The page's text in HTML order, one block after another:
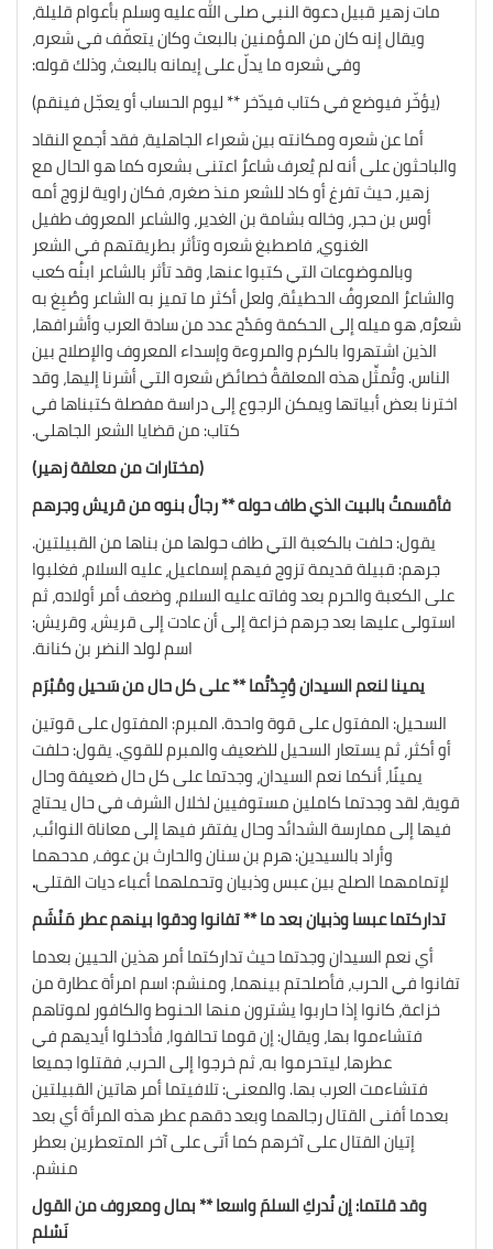
مات زهير قبيل دعوة النبي صلى الله عليه وسلم بأعوام قليلة،
ويقال إنه كان من المؤمنين بالبعث وكان يتعفّف في شعره،
وفي شعره ما يدلّ على إيمانه بالبعث، وذلك قوله:
(يؤخّر فيوضع في كتاب فيدّخر ** ليوم الحساب أو يعجّل فينقم)
أما عن شعره ومكانته بين شعراء الجاهلية، فقد أجمع النقاد
والباحثون على أنه لم يُعرف شاعرٌ اعتنى بشعره كما هو الحال مع
زهير، حيث تفرغ أو كاد للشعر منذ صغره، فكان راوية لزوج أمه
أوس بن حجر، وخاله بشامة بن الغدير، والشاعر المعروف طفيل
الغنوي، فاصطبغ شعره وتأثر بطريقتهم في الشعر
وبالموضوعات التي كتبوا عنها، وقد تأثر بالشاعر ابنُه كعب
والشاعرُ المعروفُ الحطيئة، ولعل أكثر ما تميز به الشاعر وصُبِغ به
شعرُه، هو ميله إلى الحكمة ومَدْح عدد من سادة العرب وأشرافها،
الذين اشتهروا بالكرم والمروءة وإسداء المعروف والإصلاح بين
الناس. وتُمثِّل هذه المعلقةُ خصائصَ شعره التي أشرنا إليها، وقد
اخترنا بعض أبياتها ويمكن الرجوع إلى دراسة مفصلة كتبناها في
كتاب: من قضايا الشعر الجاهلي.
(مختارات من معلقة زهير)
فأقسمتُ بالبيت الذي طاف حوله ** رجالٌ بنوه من قريش وجرهم
يقول: حلفت بالكعبة التي طاف حولها من بناها من القبيلتين.
جرهم: قبيلة قديمة تزوج فيهم إسماعيل، عليه السلام، فغلبوا
على الكعبة والحرم بعد وفاته عليه السلام، وضعف أمر أولاده، ثم
استولى عليها بعد جرهم خزاعة إلى أن عادت إلى قريش، وقريش:
اسم لولد النضر بن كنانة.
يمينا لنعم السيدان وُجِدْتُما ** على كل حال من سَحيل ومُبْرَم
السحيل: المفتول على قوة واحدة. المبرم: المفتول على قوتين
أو أكثر، ثم يستعار السحيل للضعيف والمبرم للقوي. يقول: حلفت
يمينًا، أنكما نعم السيدان، وجدتما على كل حال ضعيفة وحال
قوية، لقد وجدتما كاملين مستوفيين لخلال الشرف في حال يحتاج
فيها إلى ممارسة الشدائد وحال يفتقر فيها إلى معاناة النوائب،
وأراد بالسيدين: هرم بن سنان والحارث بن عوف، مدحهما
لإتمامهما الصلح بين عبس وذبيان وتحملهما أعباء ديات القتلى.
تداركتما عبسا وذبيان بعد ما ** تفانوا ودقوا بينهم عطر مَنْشَم
أي نعم السيدان وجدتما حيث تداركتما أمر هذين الحيين بعدما
تفانوا في الحرب، فأصلحتم بينهما، ومنشم: اسم امرأة عطارة من
خزاعة، كانوا إذا حاربوا يشترون منها الحنوط والكافور لموتاهم
فتشاءموا بها، ويقال: إن قوما تحالفوا، فأدخلوا أيديهم في
عطرها، ليتحرموا به، ثم خرجوا إلى الحرب، فقتلوا جميعا
فتشاءمت العرب بها. والمعنى: تلافيتما أمر هاتين القبيلتين
بعدما أفنى القتال رجالهما وبعد دقهم عطر هذه المرأة أي بعد
إتيان القتال على آخرهم كما أتى على آخر المتعطرين بعطر
منشم.
وقد قلتما: إن نُدركِ السلمَ واسعا ** بمال ومعروف من القول
نَسْلم